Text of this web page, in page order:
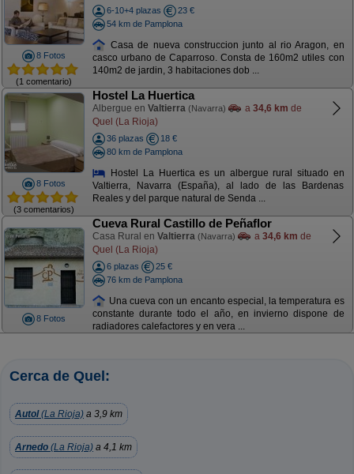
8 Fotos
(1 comentario)
6-10+4 plazas
23 €
54 km de Pamplona
Casa de nueva construccion junto al rio Aragon, en
casco urbano de Caparroso. Consta de 160m2 utiles con
140m2 de jardin, 3 habitaciones dob ...
8 Fotos
(3 comentarios)
Hostel La Huertica
Albergue en Valtierra (Navarra) a 34,6 km de
Quel (La Rioja)
36 plazas
18 €
80 km de Pamplona
Hostel La Huertica es un albergue rural situado en
Valtierra, Navarra (España), al lado de las Bardenas
Reales y del parque natural de Senda ...
8 Fotos
Cueva Rural Castillo de Peñaflor
Casa Rural en Valtierra (Navarra) a 34,6 km de
Quel (La Rioja)
6 plazas
25 €
76 km de Pamplona
Una cueva con un encanto especial, la temperatura es
constante durante todo el año, en invierno dispone de
radiadores calefactores y en vera ...
Cerca de Quel:
Autol(La Rioja) a 3,9 km
Arnedo (La Rioja) a 4,1 km